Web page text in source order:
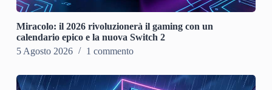
Miracolo: il 2026 rivoluzionerà il gaming con un
calendario epico e la nuova Switch 2
5 Agosto 2026
1 commento